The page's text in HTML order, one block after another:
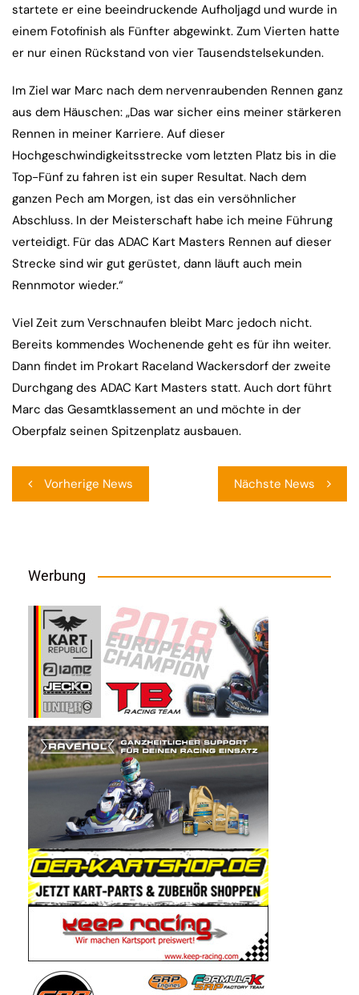
startete er eine beeindruckende Aufholjagd und wurde in
einem Fotofinish als Fünfter abgewinkt. Zum Vierten hatte
er nur einen Rückstand von vier Tausendstelsekunden.
Im Ziel war Marc nach dem nervenraubenden Rennen ganz
aus dem Häuschen: „Das war sicher eins meiner stärkeren
Rennen in meiner Karriere. Auf dieser
Hochgeschwindigkeitsstrecke vom letzten Platz bis in die
Top-Fünf zu fahren ist ein super Resultat. Nach dem
ganzen Pech am Morgen, ist das ein versöhnlicher
Abschluss. In der Meisterschaft habe ich meine Führung
verteidigt. Für das ADAC Kart Masters Rennen auf dieser
Strecke sind wir gut gerüstet, dann läuft auch mein
Rennmotor wieder.“
Viel Zeit zum Verschnaufen bleibt Marc jedoch nicht.
Bereits kommendes Wochenende geht es für ihn weiter.
Dann findet im Prokart Raceland Wackersdorf der zweite
Durchgang des ADAC Kart Masters statt. Auch dort führt
Marc das Gesamtklassement an und möchte in der
Oberpfalz seinen Spitzenplatz ausbauen.
Vorherige News Nächste News
Werbung